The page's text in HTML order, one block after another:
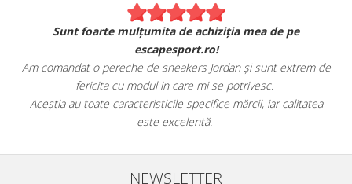
Sunt foarte mulțumita de achiziția mea de pe
escapesport.ro!
Am comandat o pereche de sneakers Jordan și sunt extrem de
fericita cu modul in care mi se potrivesc.
Aceștia au toate caracteristicile specifice mărcii, iar calitatea
este excelentă.
NEWSLETTER